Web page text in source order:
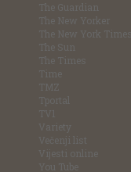
The Guardian
The New Yorker
The New York Times
The Sun
The Times
Time
TMZ
Tportal
TV1
Variety
Večenji list
Vijesti online
You Tube